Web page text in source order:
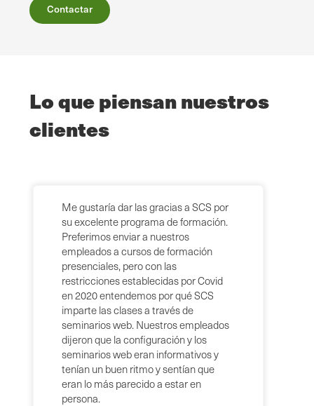
Contactar
Lo que piensan nuestros
clientes
Me gustaría dar las gracias a SCS por
su excelente programa de formación.
Preferimos enviar a nuestros
empleados a cursos de formación
presenciales, pero con las
restricciones establecidas por Covid
en 2020 entendemos por qué SCS
imparte las clases a través de
seminarios web. Nuestros empleados
dijeron que la configuración y los
seminarios web eran informativos y
tenían un buen ritmo y sentían que
eran lo más parecido a estar en
persona.